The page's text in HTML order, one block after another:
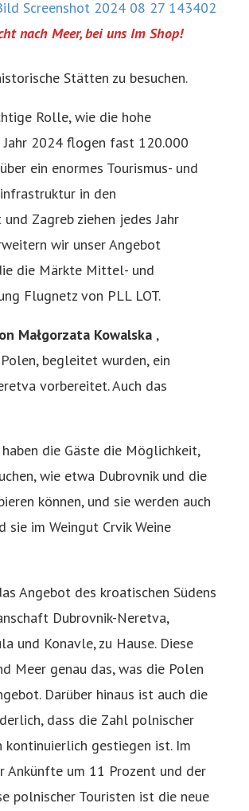
nach Meer, bei uns Im Shop!
Stätten zu besuchen.
Rolle, wie die hohe
Jahr 2024 flogen fast 120.000
ein enormes Tourismus- und
in den
Zagreb ziehen jedes Jahr
wir unser Angebot
die Märkte Mittel- und
Flugnetz von PLL LOT.
Małgorzata Kowalska ,
begleitet wurden, ein
vorbereitet. Auch das
die Gäste die Möglichkeit,
wie etwa Dubrovnik und die
können, und sie werden auch
sie im Weingut Crvik Weine
Angebot des kroatischen Südens
Dubrovnik-Neretva,
und Konavle, zu Hause. Diese
Meer genau das, was die Polen
Darüber hinaus ist auch die
dass die Zahl polnischer
kontinuierlich gestiegen ist. Im
Ankünfte um 11 Prozent und der
polnischer Touristen ist die neue